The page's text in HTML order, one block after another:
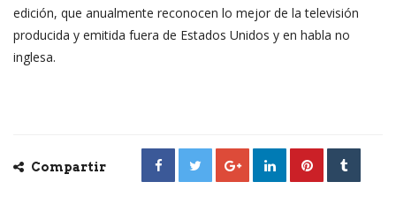
edición, que anualmente reconocen lo mejor de la televisión
producida y emitida fuera de Estados Unidos y en habla no
inglesa.
Compartir